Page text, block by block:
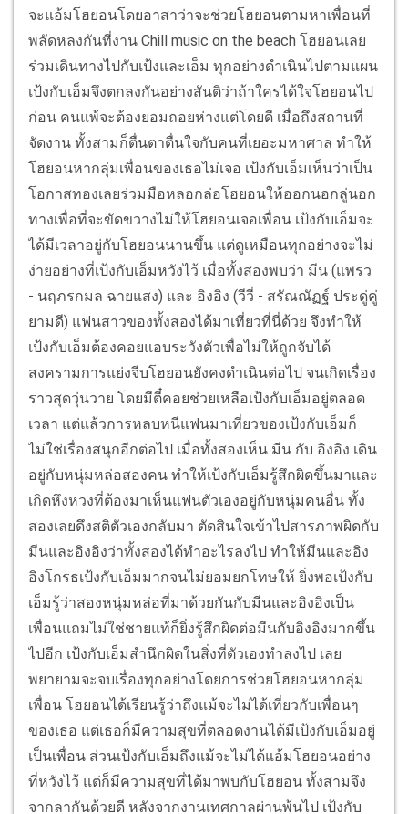
จะแอ้มโฮยอนโดยอาสาว่าจะช่วยโฮยอนตามหาเพื่อนที่
พลัดหลงกันที่งาน Chill music on the beach โฮยอนเลย
ร่วมเดินทางไปกับเป้งและเอ็ม ทุกอย่างดำเนินไปตามแผน
เป้งกับเอ็มจึงตกลงกันอย่างสันติว่าถ้าใครได้ใจโฮยอนไป
ก่อน คนแพ้จะต้องยอมถอยห่างแต่โดยดี เมื่อถึงสถานที่
จัดงาน ทั้งสามก็ตื่นตาตื่นใจกับคนที่เยอะมหาศาล ทำให้
โฮยอนหากลุ่มเพื่อนของเธอไม่เจอ เป้งกับเอ็มเห็นว่าเป็น
โอกาสทองเลยร่วมมือหลอกล่อโฮยอนให้ออกนอกลู่นอก
ทางเพื่อที่จะขัดขวางไม่ให้โฮยอนเจอเพื่อน เป้งกับเอ็มจะ
ได้มีเวลาอยู่กับโฮยอนนานขึ้น แต่ดูเหมือนทุกอย่างจะไม่
ง่ายอย่างที่เป้งกับเอ็มหวังไว้ เมื่อทั้งสองพบว่า มีน (แพรว
- นฤภรกมล ฉายแสง) และ อิงอิง (วีวี่ - สรัณณัฏฐ์ ประดู่คู่
ยามดี) แฟนสาวของทั้งสองได้มาเที่ยวที่นี่ด้วย จึงทำให้
เป้งกับเอ็มต้องคอยแอบระวังตัวเพื่อไม่ให้ถูกจับได้
สงครามการแย่งจีบโฮยอนยังคงดำเนินต่อไป จนเกิดเรื่อง
ราวสุดวุ่นวาย โดยมีตี๋คอยช่วยเหลือเป้งกับเอ็มอยู่ตลอด
เวลา แต่แล้วการหลบหนีแฟนมาเที่ยวของเป้งกับเอ็มก็
ไม่ใช่เรื่องสนุกอีกต่อไป เมื่อทั้งสองเห็น มีน กับ อิงอิง เดิน
อยู่กับหนุ่มหล่อสองคน ทำให้เป้งกับเอ็มรู้สึกผิดขึ้นมาและ
เกิดหึงหวงที่ต้องมาเห็นแฟนตัวเองอยู่กับหนุ่มคนอื่น ทั้ง
สองเลยดึงสติตัวเองกลับมา ตัดสินใจเข้าไปสารภาพผิดกับ
มีนและอิงอิงว่าทั้งสองได้ทำอะไรลงไป ทำให้มีนและอิง
อิงโกรธเป้งกับเอ็มมากจนไม่ยอมยกโทษให้ ยิ่งพอเป้งกับ
เอ็มรู้ว่าสองหนุ่มหล่อที่มาด้วยกันกับมีนและอิงอิงเป็น
เพื่อนแถมไม่ใช่ชายแท้ก็ยิ่งรู้สึกผิดต่อมีนกับอิงอิงมากขึ้น
ไปอีก เป้งกับเอ็มสำนึกผิดในสิ่งที่ตัวเองทำลงไป เลย
พยายามจะจบเรื่องทุกอย่างโดยการช่วยโฮยอนหากลุ่ม
เพื่อน โฮยอนได้เรียนรู้ว่าถึงแม้จะไม่ได้เที่ยวกับเพื่อนๆ
ของเธอ แต่เธอก็มีความสุขที่ตลอดงานได้มีเป้งกับเอ็มอยู่
เป็นเพื่อน ส่วนเป้งกับเอ็มถึงแม้จะไม่ได้แอ้มโฮยอนอย่าง
ที่หวังไว้ แต่ก็มีความสุขที่ได้มาพบกับโฮยอน ทั้งสามจึง
จากลากันด้วยดี หลังจากงานเทศกาลผ่านพ้นไป เป้งกับ